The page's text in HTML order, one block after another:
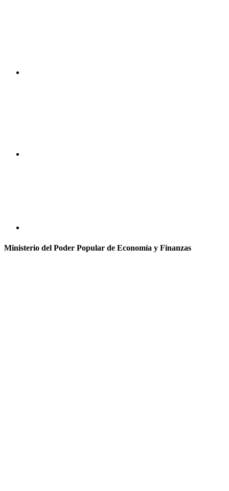
Ministerio del Poder Popular de Economía y Finanzas